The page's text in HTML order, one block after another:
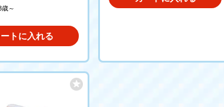
～
トに入れる